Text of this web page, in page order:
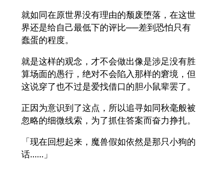
就如同在原世界没有理由的颓废堕落，在这世
界还是给自己最低下的评比──差到恐怕只有
蠢蛋的程度。
就是这样的观念，才不会做出像是涉足没有胜
算场面的愚行，绝对不会陷入那样的窘境，但
这说穿了也不过是爱找借口的胆小鼠辈罢了。
正因为意识到了这点，所以追寻如同秋毫般被
忽略的细微线索，为了抓住答案而奋力挣扎。
「现在回想起来，魔兽假如依然是那只小狗的
话……」